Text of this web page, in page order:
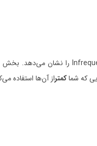
که شماکمتراز آن‌‌ها استفاده